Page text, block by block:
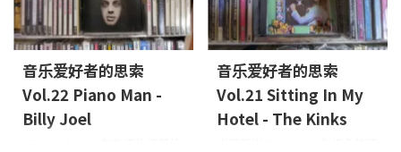
着岁月的流逝，越来越难熬，
但如果我沉浸在空调中，就会
陷入恶性循环，让我感到恶
心，所以我想我会忍受啤酒，
再配上风扇和这音乐。 首先，
我不知道为什么，从我听到第
一首主题曲的那一刻起，我就
来了。 我知道这有点不合时
宜，但我还是想赶紧介绍一些
你在春天想听的音乐！ 首
先，让我们从这些人的音乐开
始吧！他们一弹奏出音符，就
会把你带到别处。 不，真的，
从第一个音符开始，我就感觉
音乐爱好者的思索
Vol.22 Piano Man -
Billy Joel
音乐爱好者的思索
Vol.21 Sitting In My
Hotel - The Kinks